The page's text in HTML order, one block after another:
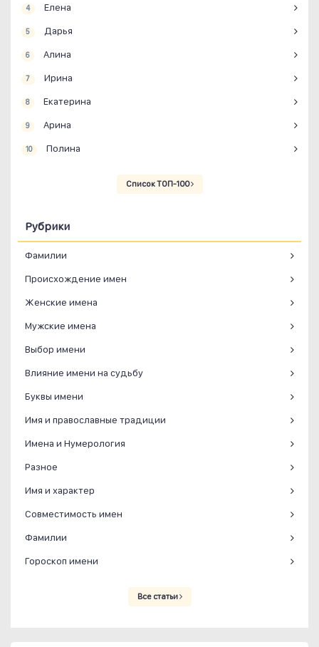
4 Елена
5 Дарья
6 Алина
7 Ирина
8 Екатерина
9 Арина
10 Полина
Список ТОП-100
Рубрики
Фамилии
Происхождение имен
Женские имена
Мужские имена
Выбор имени
Влияние имени на судьбу
Буквы имени
Имя и православные традиции
Имена и Нумерология
Разное
Имя и характер
Совместимость имен
Фамилии
Гороскоп имени
Все статьи